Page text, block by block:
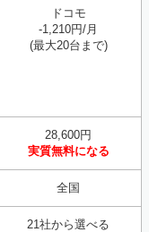
ドコモ
-1,210円/月
(最大20台まで)
28,600円
実質無料になる
全国
21社から選べる